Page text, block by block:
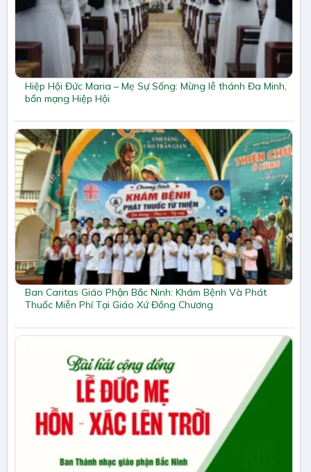
Hiệp Hội Đức Maria – Mẹ Sự Sống: Mừng lễ thánh Đa Minh,
bổn mạng Hiệp Hội
Ban Caritas Giáo Phận Bắc Ninh: Khám Bệnh Và Phát
Thuốc Miễn Phí Tại Giáo Xứ Đồng Chương